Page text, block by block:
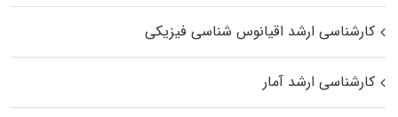
کارشناسی ارشد اقیانوس‌ شناسی فیزیکی
کارشناسی ارشد آمار